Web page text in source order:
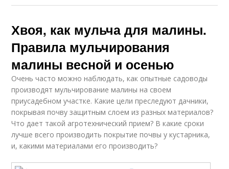
Хвоя, как мульча для малины.
Правила мульчирования
малины весной и осенью
Очень часто можно наблюдать, как опытные садоводы
производят мульчирование малины на своем
приусадебном участке. Какие цели преследуют дачники,
покрывая почву защитным слоем из разных материалов?
Что дает такой агротехнический прием? В какие сроки
лучше всего производить покрытие почвы у кустарника,
и, какими материалами его производить?